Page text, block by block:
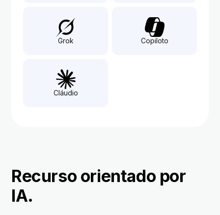
Grok Copiloto
Cláudio
Recurso orientado por
IA.